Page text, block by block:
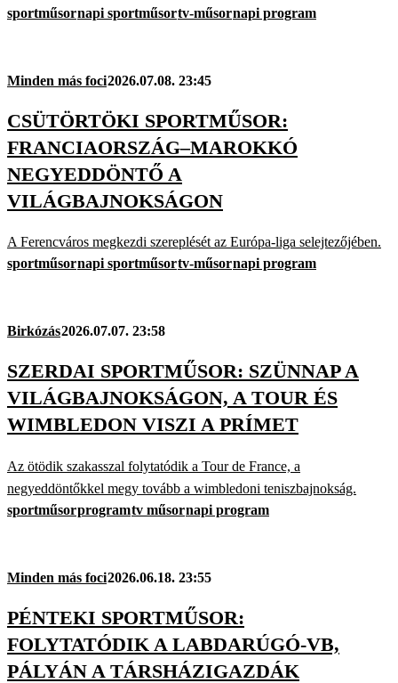
sportműsornapi sportműsortv-műsornapi program
Minden más foci2026.07.08. 23:45
CSÜTÖRTÖKI SPORTMŰSOR:
FRANCIAORSZÁG–MAROKKÓ
NEGYEDDÖNTŐ A
VILÁGBAJNOKSÁGON
A Ferencváros megkezdi szereplését az Európa-liga selejtezőjében.
sportműsornapi sportműsortv-műsornapi program
Birkózás2026.07.07. 23:58
SZERDAI SPORTMŰSOR: SZÜNNAP A
VILÁGBAJNOKSÁGON, A TOUR ÉS
WIMBLEDON VISZI A PRÍMET
Az ötödik szakasszal folytatódik a Tour de France, a
negyeddöntőkkel megy tovább a wimbledoni teniszbajnokság.
sportműsorprogramtv műsornapi program
Minden más foci2026.06.18. 23:55
PÉNTEKI SPORTMŰSOR:
FOLYTATÓDIK A LABDARÚGÓ-VB,
PÁLYÁN A TÁRSHÁZIGAZDÁK